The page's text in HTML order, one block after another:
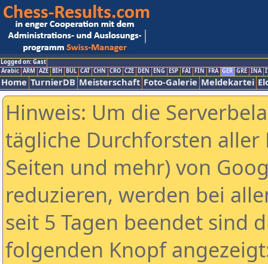
Logged on: Gast
Arabic ARM AZE BIH BUL CAT CHN CRO CZE DEN ENG ESP FAI FIN FRA GER GRE INA
Home TurnierDB Meisterschaft Foto-Galerie Meldekartei
Hinweis: Um die
tägliche Durchforsten aller
Seiten und mehr) von
reduzieren, werden bei
seit 5 Tagen beendet sind
folgenden Knopf